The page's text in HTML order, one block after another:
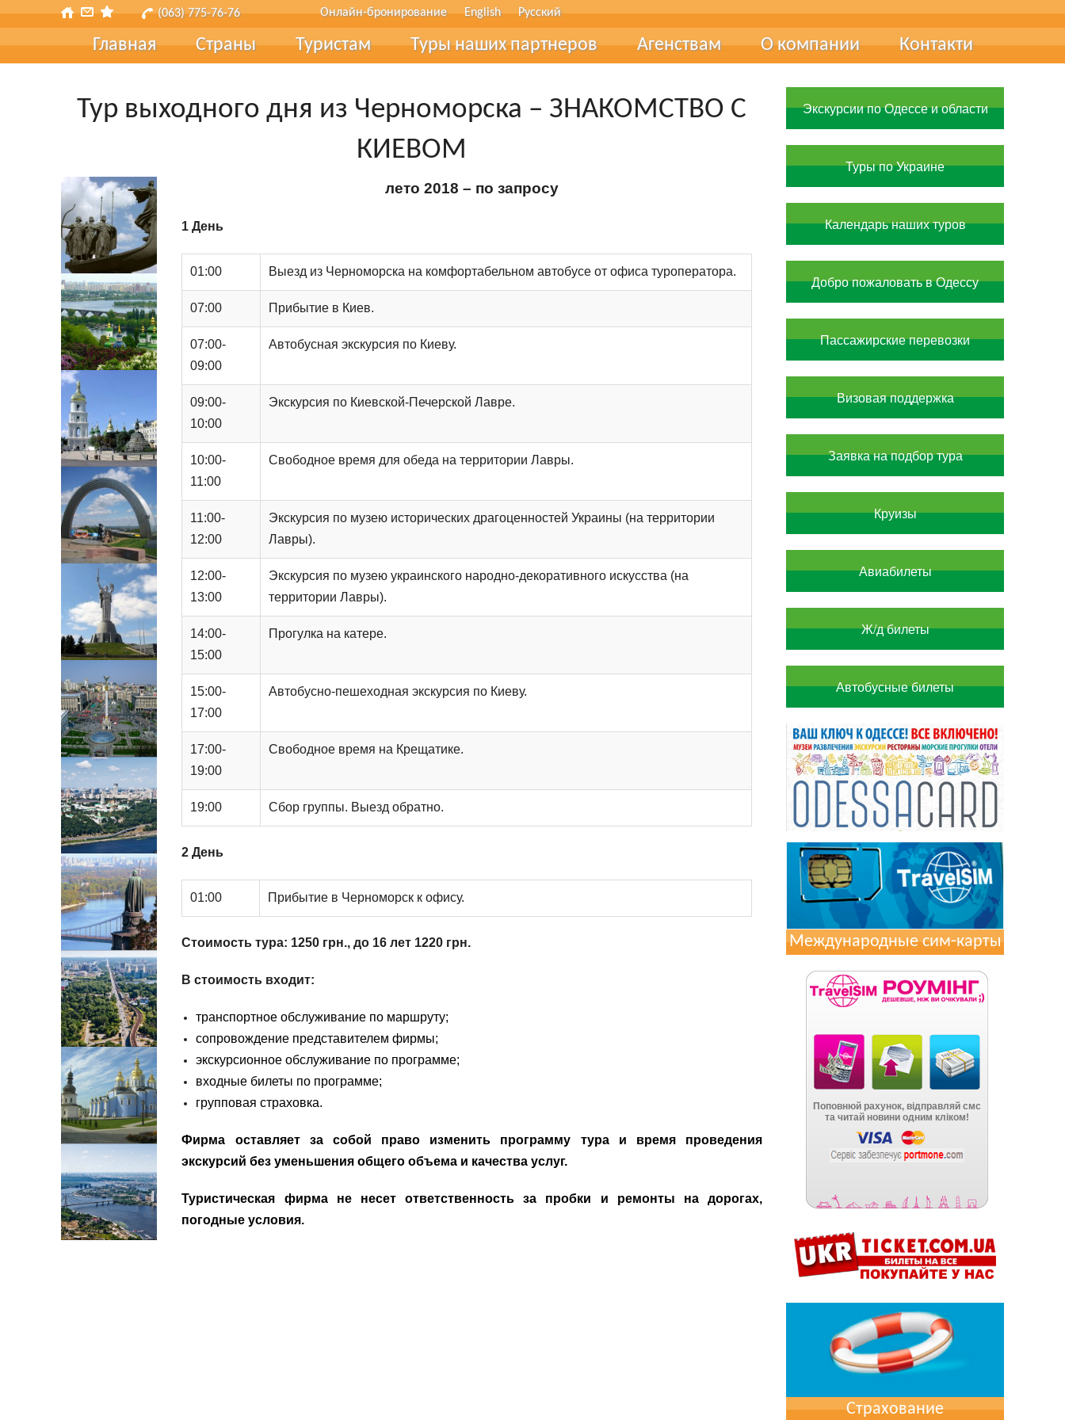
(063) 775-76-76 Онлайн-бронирование English Русский
Главная Страны
Туристам
Туры в рассрочку
Страхование
Наш блог
Отзывы
Форма обратной связи
Туры наших партнеров
Агенствам
Туристичні виставки
О компании
Наші фахівці
Документи та сертифікати
Вакансії
Контакти
Тур выходного дня из Черноморска – ЗНАКОМСТВО С
КИЕВОМ
лето 2018 – по запросу
1 День
01:00 Выезд из Черноморска на комфортабельном автобусе от офиса туроператора.
07:00 Прибытие в Киев.
07:00-
09:00
Автобусная экскурсия по Киеву.
09:00-
10:00
Экскурсия по Киевской-Печерской Лавре.
10:00-
11:00
Свободное время для обеда на территории Лавры.
11:00-
12:00
Экскурсия по музею исторических драгоценностей Украины (на территории
Лавры).
12:00-
13:00
Экскурсия по музею украинского народно-декоративного искусства (на
территории Лавры).
14:00-
15:00
Прогулка на катере.
15:00-
17:00
Автобусно-пешеходная экскурсия по Киеву.
17:00-
19:00
Свободное время на Крещатике.
19:00 Сбор группы. Выезд обратно.
2 День
01:00 Прибытие в Черноморск к офису.
Стоимость тура: 1250 грн., до 16 лет 1220 грн.
В стоимость входит:
транспортное обслуживание по маршруту;
сопровождение представителем фирмы;
экскурсионное обслуживание по программе;
входные билеты по программе;
групповая страховка.
Фирма оставляет за собой право изменить программу тура и время проведения
экскурсий без уменьшения общего объема и качества услуг.
Туристическая фирма не несет ответственность за пробки и ремонты на дорогах,
погодные условия.
Экскурсии по Одессе и области
Туры по Украине
Календарь наших туров
Добро пожаловать в Одессу
Пассажирские перевозки
Визовая поддержка
Заявка на подбор тура
Круизы
Авиабилеты
Ж/д билеты
Автобусные билеты
Международные сим-карты
Страхование